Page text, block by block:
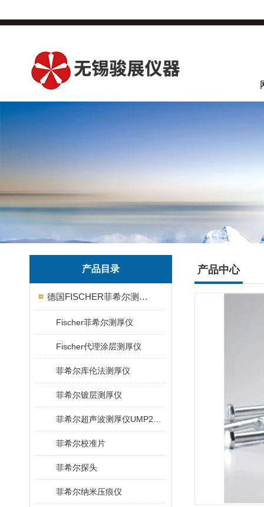
产品目录
德国FISCHER菲希尔测厚仪
Fischer菲希尔测厚仪
Fischer代理涂层测厚仪
菲希尔库伦法测厚仪
菲希尔镀层测厚仪
菲希尔校准片
菲希尔探头
菲希尔纳米压痕仪
产品中心